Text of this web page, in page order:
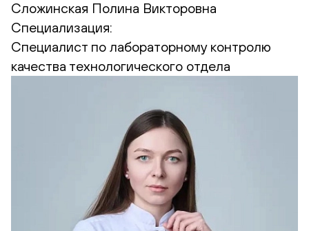
Сложинская Полина Викторовна
Специализация:
Cпециалист по лабораторному контролю
качества технологического отдела